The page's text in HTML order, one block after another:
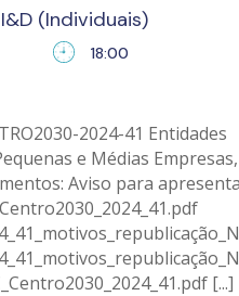
(Individuais)
18:00
2024-41 Entidades
e Médias Empresas,
Aviso para
[...]